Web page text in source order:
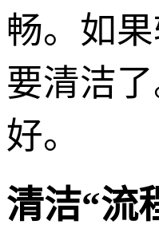
畅。如
要清洁
好。
清洁“流